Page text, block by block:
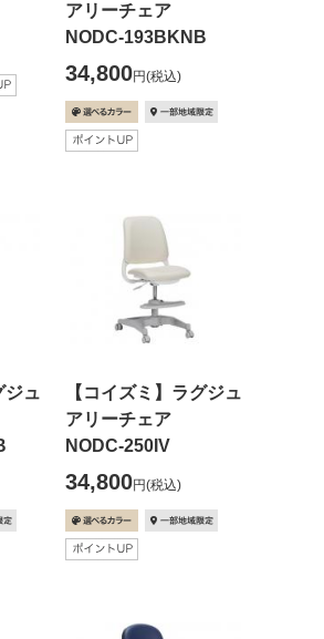
アリーチェア
NODC-193BKNB
34,800円(税込)
ジュ
【コイズミ】ラグジュ
アリーチェア
NODC-250IV
34,800円(税込)